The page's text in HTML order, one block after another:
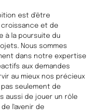
est d'être
et de
à la poursuite du
Nous sommes
dans notre expertise
aux demandes
au mieux nos précieux
seulement de
aussi de jouer un rôle
l'avenir de